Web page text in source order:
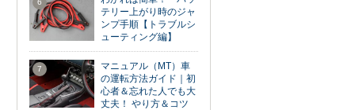
6
テリー上がり時のジャ
ンプ手順【トラブルシ
ューティング編】
7
マニュアル（MT）車
の運転方法ガイド｜初
心者＆忘れた人でも大
丈夫！ やり方＆コツ